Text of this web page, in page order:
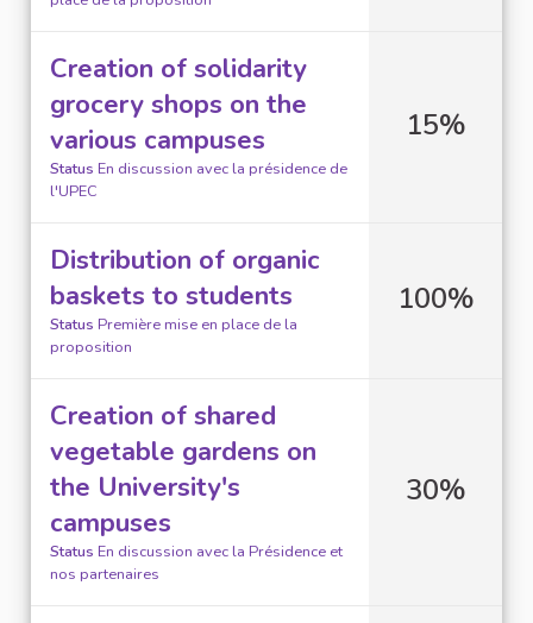
Creation of solidarity
grocery shops on the
various campuses
Status En discussion avec la présidence de
l'UPEC
15%
Distribution of organic
baskets to students
Status Première mise en place de la
proposition
100%
Creation of shared
vegetable gardens on
the University's
campuses
Status En discussion avec la Présidence et
nos partenaires
30%